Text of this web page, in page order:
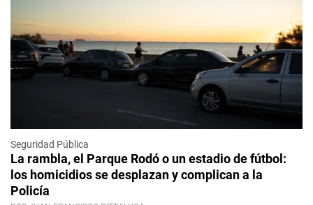
Seguridad Pública
La rambla, el Parque Rodó o un estadio de fútbol:
los homicidios se desplazan y complican a la
Policía